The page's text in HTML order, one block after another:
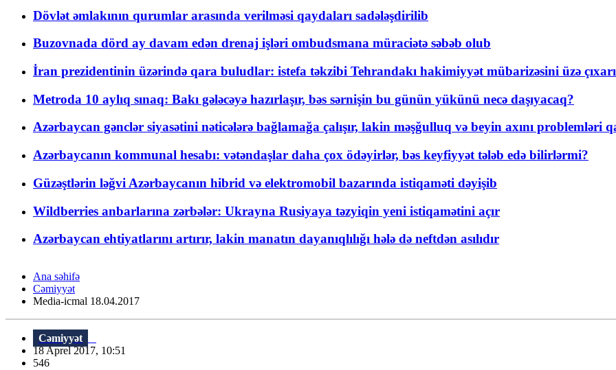
Dövlət əmlakının qurumlar arasında verilməsi qaydaları sadələşdirilib
Buzovnada dörd ay davam edən drenaj işləri ombudsmana müraciətə səbəb olub
İran prezidentinin üzərində qara buludlar: istefa təkzibi Tehrandakı hakimiyyət mübarizəsini üzə
Metroda 10 aylıq sınaq: Bakı gələcəyə hazırlaşır, bəs sərnişin bu günün yükünü necə daşıyacaq?
Azərbaycan gənclər siyasətini nəticələrə bağlamağa çalışır, lakin məşğulluq və beyin axını problemləri
Azərbaycanın kommunal hesabı: vətəndaşlar daha çox ödəyirlər, bəs keyfiyyət tələb edə bilirlərmi?
Güzəştlərin ləğvi Azərbaycanın hibrid və elektromobil bazarında istiqaməti dəyişib
Wildberries anbarlarına zərbələr: Ukrayna Rusiyaya təzyiqin yeni istiqamətini açır
Azərbaycan ehtiyatlarını artırır, lakin manatın dayanıqlılığı hələ də neftdən asılıdır
Ana səhifə
Cəmiyyət
Media-icmal 18.04.2017
Cəmiyyət
18 Aprel 2017, 10:51
546